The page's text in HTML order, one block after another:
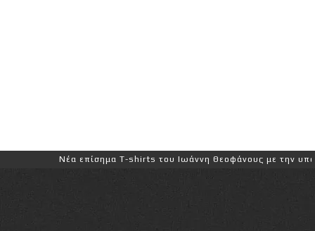
Νέα επίσημα T-shirts του Ιωάννη Θεοφάνους με την υποστήριξη